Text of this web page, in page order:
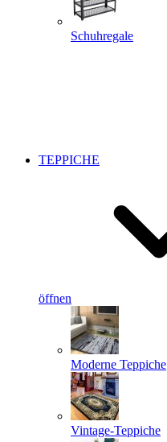
Schuhregale
TEPPICHE
öffnen
Moderne Teppiche
Vintage-Teppiche